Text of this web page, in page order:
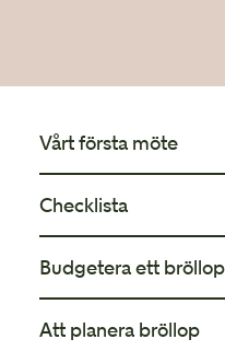
Vårt första möte
Checklista
Budgetera ett bröllop
Enkel översiktbudget
Att planera bröllop